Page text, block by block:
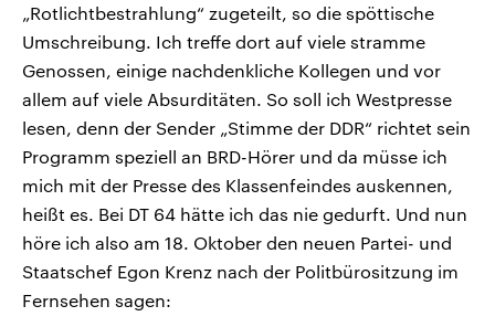
„Rotlichtbestrahlung“ zugeteilt, so die spöttische
Umschreibung. Ich treffe dort auf viele stramme
Genossen, einige nachdenkliche Kollegen und vor
allem auf viele Absurditäten. So soll ich Westpresse
lesen, denn der Sender „Stimme der DDR“ richtet sein
Programm speziell an BRD-Hörer und da müsse ich
mich mit der Presse des Klassenfeindes auskennen,
heißt es. Bei DT 64 hätte ich das nie gedurft. Und nun
höre ich also am 18. Oktober den neuen Partei- und
Staatschef Egon Krenz nach der Politbürositzung im
Fernsehen sagen: